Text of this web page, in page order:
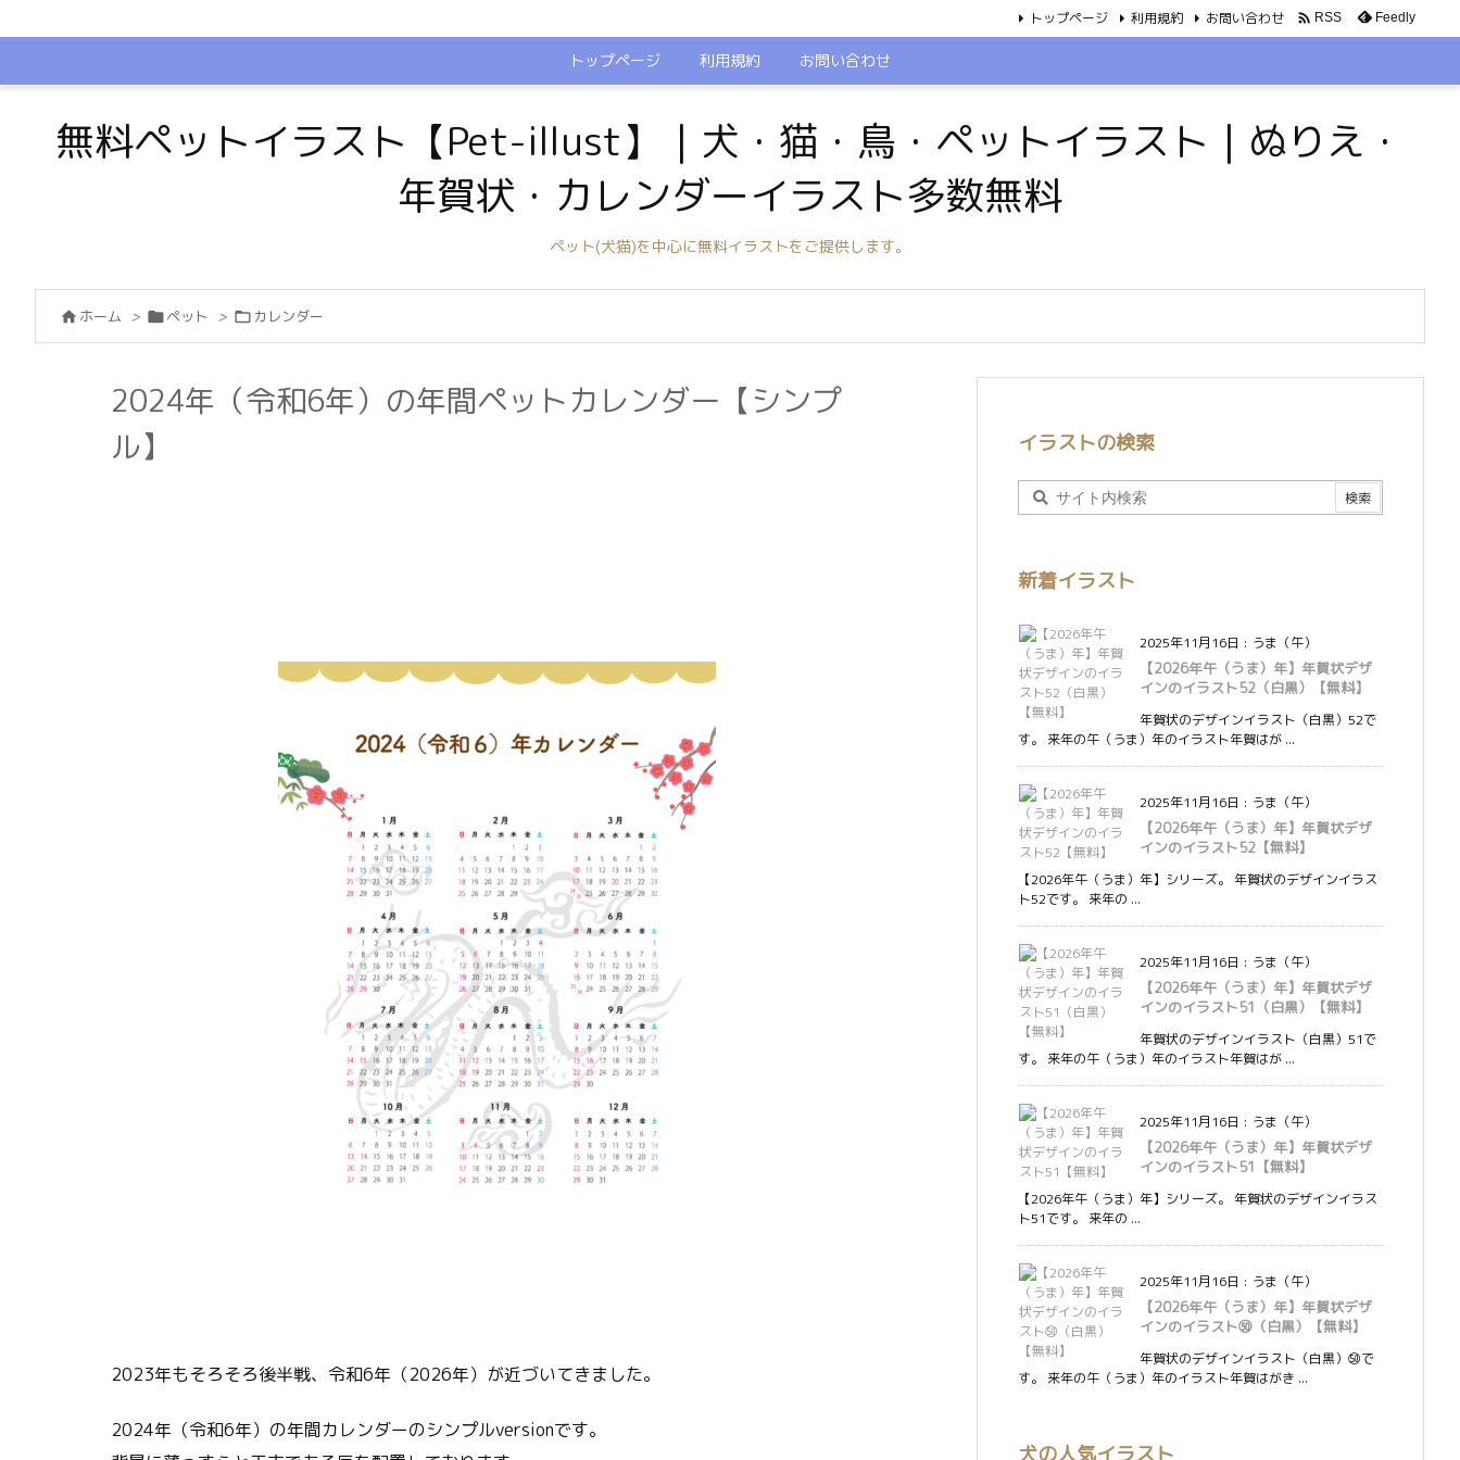
トップページ 利用規約 お問い合わせ
トップページ 利用規約 お問い合わせ  RSS Feedly
無料ペットイラスト【Pet-illust】｜犬・猫・鳥・ペットイラスト｜ぬりえ・
年賀状・カレンダーイラスト多数無料
ペット(犬猫)を中心に無料イラストをご提供します。
 ホーム > ペット > カレンダー
2024年（令和6年）の年間ペットカレンダー【シンプ
ル】
2023年もそろそろ後半戦、令和6年（2026年）が近づいてきました。
2024年（令和6年）の年間カレンダーのシンプルversionです。
イラストの検索
新着イラスト
2025年11月16日 : うま（午）
【2026年午（うま）年】年賀状デザ
インのイラスト52（白黒）【無料】
年賀状のデザインイラスト（白黒）52で
す。 来年の午（うま）年のイラスト年賀はが ...
2025年11月16日 : うま（午）
【2026年午（うま）年】年賀状デザ
インのイラスト52【無料】
【2026年午（うま）年】シリーズ。 年賀状のデザインイラス
ト52です。 来年の ...
2025年11月16日 : うま（午）
【2026年午（うま）年】年賀状デザ
インのイラスト51（白黒）【無料】
年賀状のデザインイラスト（白黒）51で
す。 来年の午（うま）年のイラスト年賀はが ...
2025年11月16日 : うま（午）
【2026年午（うま）年】年賀状デザ
インのイラスト51【無料】
【2026年午（うま）年】シリーズ。 年賀状のデザインイラス
ト51です。 来年の ...
2025年11月16日 : うま（午）
【2026年午（うま）年】年賀状デザ
インのイラスト㊿（白黒）【無料】
年賀状のデザインイラスト（白黒）㊿で
す。 来年の午（うま）年のイラスト年賀はがき ...
犬の人気イラスト